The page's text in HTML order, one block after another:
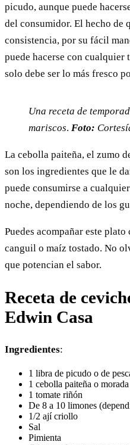
picudo, aunque puede
del consumidor. El hecho de
consistencia, por su fácil
puede hacerse con cualquier
solo debe ser lo más fresco
Una receta de
mariscos. Foto:
La cebolla paiteña, el zumo
son los ingredientes que le
puede consumirse a
noche, dependiendo de los
Puedes acompañar este
canguil o maíz tostado. No
que potencian el sabor.
Receta de
Edwin Casa
Ingredientes:
1 libra de picudo o de
1 cebolla paiteña o
1 tomate riñón
De 8 a 10 limones
1/2 ají criollo
Sal
Pimienta